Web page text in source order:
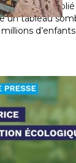
mondial
un tableau